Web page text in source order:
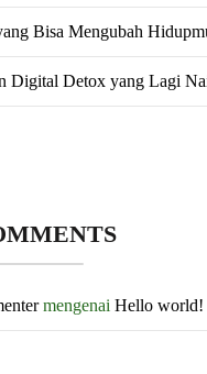
Bisa Mengubah
Digital Detox yang Lagi
mengenai Hello world!